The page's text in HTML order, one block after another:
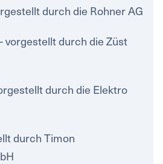
durch die Rohner AG
vorgestellt durch die Züst
durch die Elektro
durch Timon